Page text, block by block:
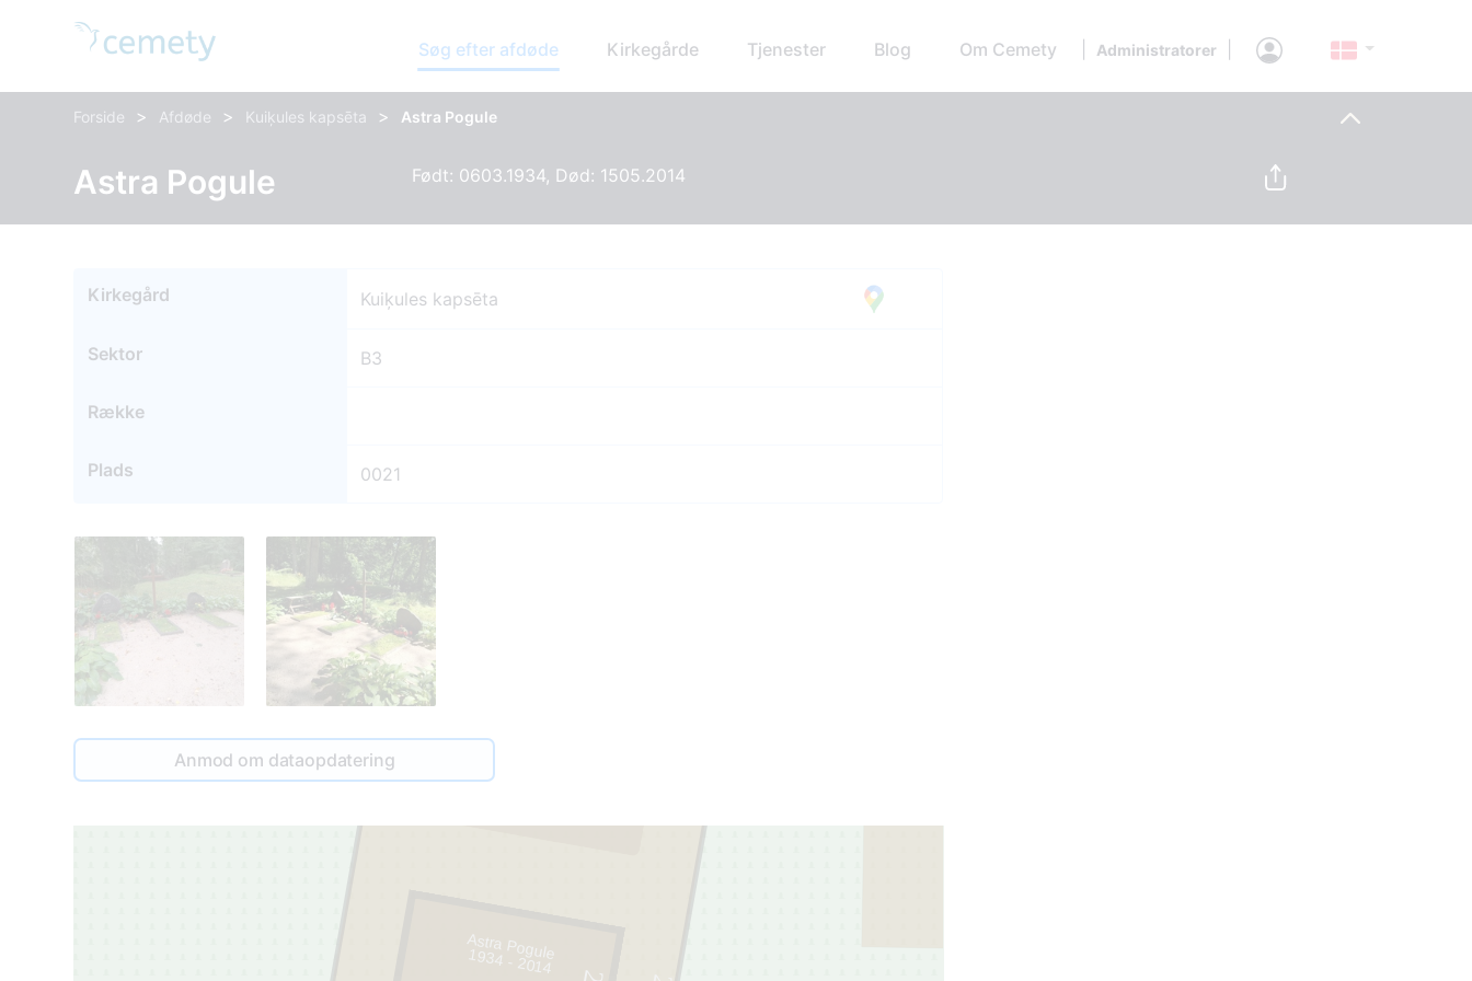
Søg efter afdøde Kirkegårde Tjenester Blog Om Cemety Administratorer
Forside > Afdøde > Kuiķules kapsēta > Astra Pogule
Astra Pogule Født: 0603.1934, Død: 1505.2014
Kirkegård Kuiķules kapsēta
Sektor B3
Række
Plads 0021
Anmod om dataopdatering
Astra Pogule
1934 - 2014